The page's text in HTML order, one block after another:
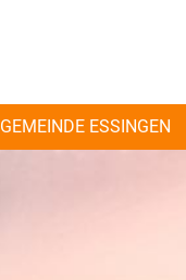
GEMEINDE ESSINGEN